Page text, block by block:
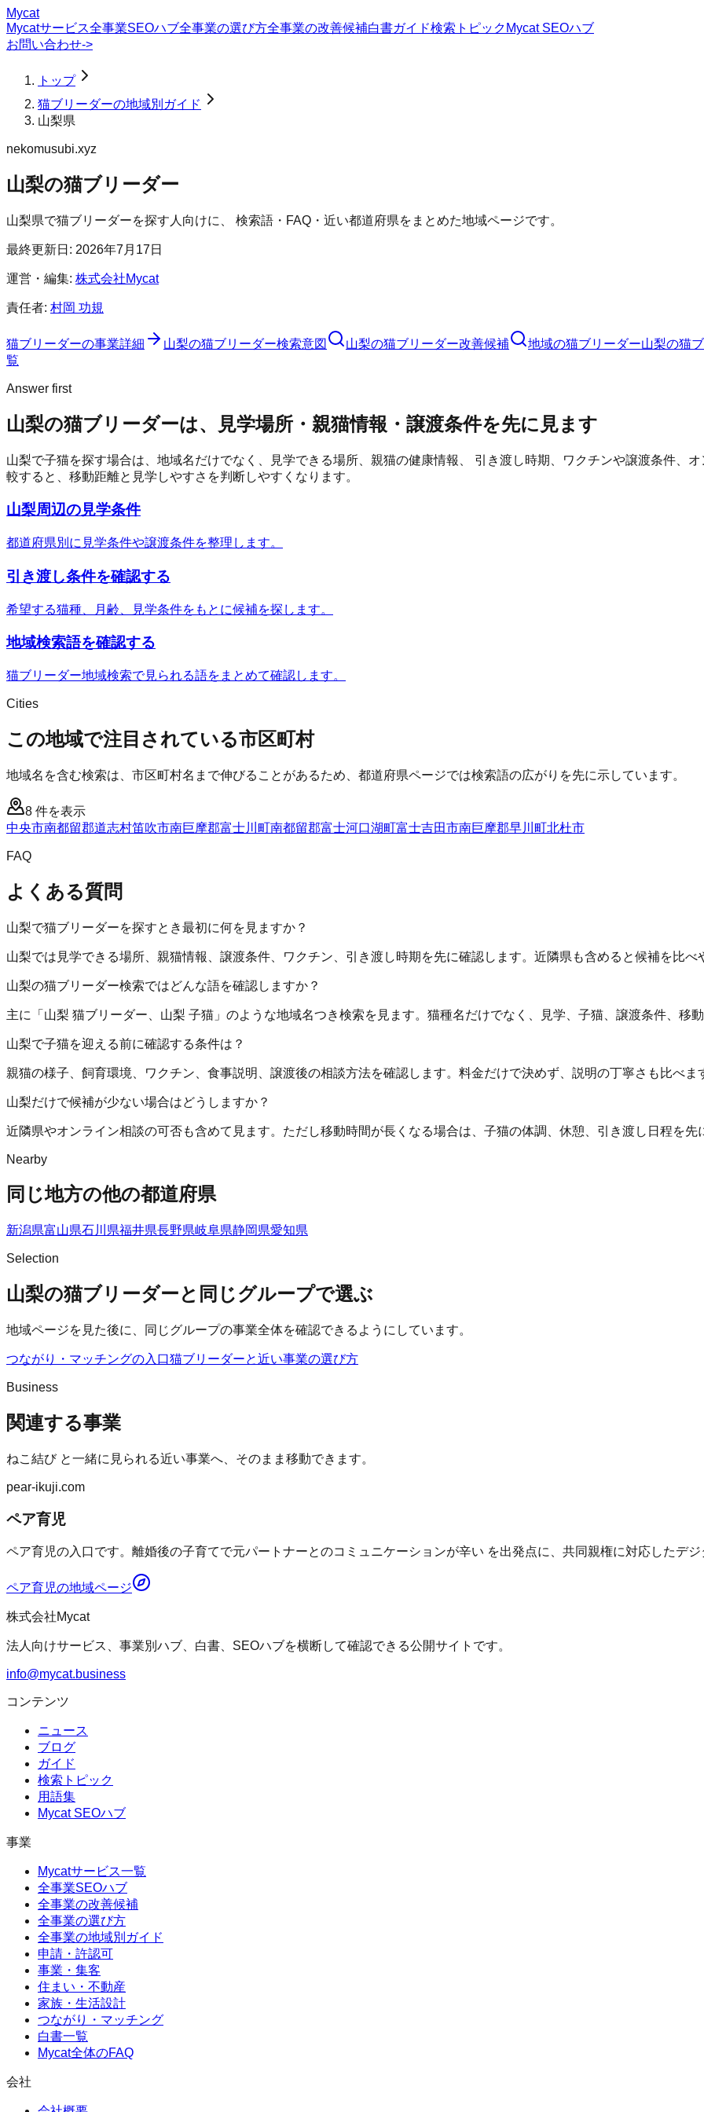
Mycat
Mycatサービス全事業SEOハブ全事業の選び方全事業の改善候補白書ガイド検索トピック Mycat SEOハブ
お問い合わせ->
トップ
猫ブリーダーの地域別ガイド
山梨県
nekomusubi.xyz
山梨の猫ブリーダー
山梨県で猫ブリーダーを探す人向けに、 検索語・FAQ・近い都道府県をまとめた地域ページです。
最終更新日: 2026年7月17日
運営・編集: 株式会社Mycat
責任者: 村岡 功規
猫ブリーダーの事業詳細 山梨の猫ブリーダー検索意図 山梨の猫ブリーダー改善候補 地域の猫ブリーダー山梨の猫
覧
Answer first
山梨の猫ブリーダーは、見学場所・親猫情報・譲渡条件を先に見ます
山梨で子猫を探す場合は、地域名だけでなく、見学できる場所、親猫の健康情報、 引き渡し時期、ワクチンや譲渡条件、
較すると、移動距離と見学しやすさを判断しやすくなります。
山梨周辺の見学条件
都道府県別に見学条件や譲渡条件を整理します。
引き渡し条件を確認する
希望する猫種、月齢、見学条件をもとに候補を探します。
地域検索語を確認する
猫ブリーダー地域検索で見られる語をまとめて確認します。
Cities
この地域で注目されている市区町村
地域名を含む検索は、市区町村名まで伸びることがあるため、都道府県ページでは検索語の広がりを先に示しています。
8 件を表示
中央市南都留郡道志村笛吹市南巨摩郡富士川町南都留郡富士河口湖町富士吉田市南巨摩郡早川町北杜市
FAQ
よくある質問
山梨で猫ブリーダーを探すとき最初に何を見ますか？
山梨では見学できる場所、親猫情報、譲渡条件、ワクチン、引き渡し時期を先に確認します。近隣県も含めると候補を比べ
山梨の猫ブリーダー検索ではどんな語を確認しますか？
主に「山梨 猫ブリーダー、山梨 子猫」のような地域名つき検索を見ます。猫種名だけでなく、見学、子猫、譲渡条件、移
山梨で子猫を迎える前に確認する条件は？
親猫の様子、飼育環境、ワクチン、食事説明、譲渡後の相談方法を確認します。料金だけで決めず、説明の丁寧さも比べま
山梨だけで候補が少ない場合はどうしますか？
近隣県やオンライン相談の可否も含めて見ます。ただし移動時間が長くなる場合は、子猫の体調、休憩、引き渡し日程を先
Nearby
同じ地方の他の都道府県
新潟県富山県石川県福井県長野県岐阜県静岡県愛知県
Selection
山梨の猫ブリーダーと同じグループで選ぶ
地域ページを見た後に、同じグループの事業全体を確認できるようにしています。
つながり・マッチングの入口猫ブリーダーと近い事業の選び方
Business
関連する事業
ねこ結びと一緒に見られる近い事業へ、そのまま移動できます。
pear-ikuji.com
ペア育児
ペア育児の入口です。離婚後の子育てで元パートナーとのコミュニケーションが辛い を出発点に、共同親権に対応したデ
ペア育児の地域ページ
株式会社Mycat
法人向けサービス、事業別ハブ、白書、SEOハブを横断して確認できる公開サイトです。
info@mycat.business
コンテンツ
ニュース
ブログ
ガイド
検索トピック
用語集
Mycat SEOハブ
事業
Mycatサービス一覧
全事業SEOハブ
全事業の改善候補
全事業の選び方
全事業の地域別ガイド
申請・許認可
事業・集客
住まい・不動産
家族・生活設計
つながり・マッチング
白書一覧
Mycat全体のFAQ
会社